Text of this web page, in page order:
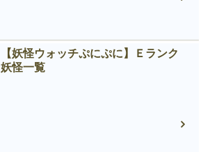
【妖怪ウォッチぷにぷに】Ｅランク
妖怪一覧